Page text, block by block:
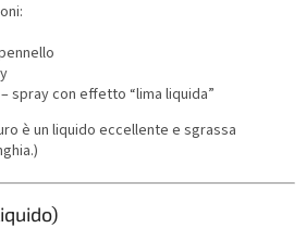
spray con effetto “lima liquida”
è un liquido eccellente e sgrassa